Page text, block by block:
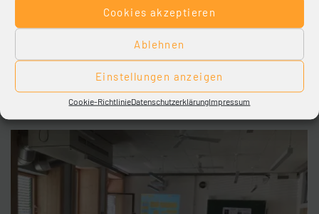
Cookies akzeptieren
Ablehnen
Einstellungen anzeigen
Cookie-RichtlinieDatenschutzerklärungImpressum
Ausbildungsmesse Büren